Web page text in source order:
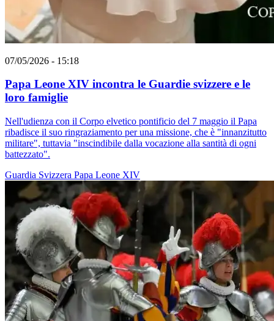
07/05/2026 - 15:18
Papa Leone XIV incontra le Guardie svizzere e le
loro famiglie
Nell'udienza con il Corpo elvetico pontificio del 7 maggio il Papa
ribadisce il suo ringraziamento per una missione, che è "innanzitutto
militare", tuttavia "inscindibile dalla vocazione alla santità di ogni
battezzato".
Guardia Svizzera Papa Leone XIV